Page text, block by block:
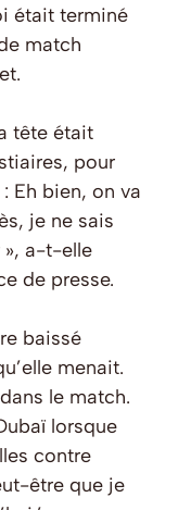
était terminé
match
tête était
pour
Eh bien, on va
je ne sais
», a-t-elle
de presse.
baissé
menait.
le match.
lorsque
contre
être que je